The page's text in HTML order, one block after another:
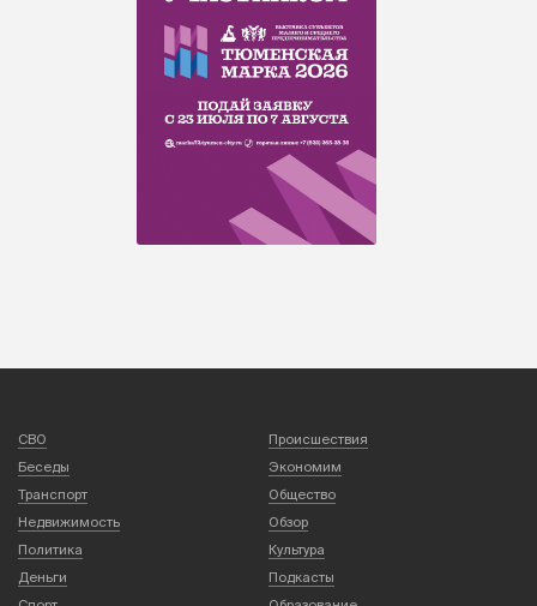
СВО
Происшествия
Беседы
Экономим
Транспорт
Общество
Недвижимость
Обзор
Политика
Культура
Деньги
Подкасты